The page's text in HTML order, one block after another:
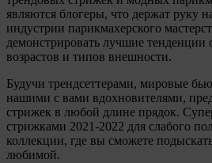
являются блогеры, что держат руку
индустрии парикмахерского
демонстрировать лучшие тенденции
возрастов и типов внешности.
Будучи трендсеттерами, мировые
нашими с вами вдохновителями,
стрижек в любой длине прядок.
стрижками 2021-2022 для слабого
коллекции, где вы сможете
любимой.